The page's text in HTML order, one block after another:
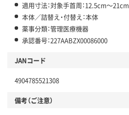
適用寸法：対象手首周：12.5cm～21cm
本体／詰替え・付替え：本体
薬事分類：管理医療機器
承認番号：227AABZX00086000
JANコード
4904785521308
備考（ご注意）